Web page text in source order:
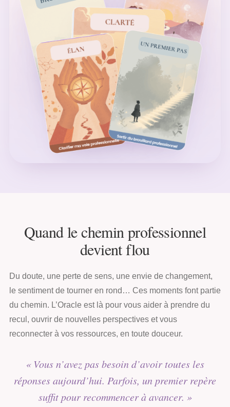
Quand le chemin professionnel
devient flou
Du doute, une perte de sens, une envie de changement,
le sentiment de tourner en rond… Ces moments font partie
du chemin. L’Oracle est là pour vous aider à prendre du
recul, ouvrir de nouvelles perspectives et vous
reconnecter à vos ressources, en toute douceur.
« Vous n’avez pas besoin d’avoir toutes les
réponses aujourd’hui. Parfois, un premier repère
suffit pour recommencer à avancer. »